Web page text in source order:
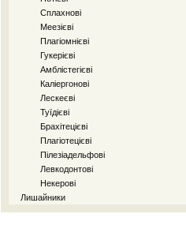
Сплахнові
Меезієві
Плагіомнієві
Гукерієві
Амблістегієві
Каліергонові
Лескеєві
Туїдієві
Брахітецієві
Плагіотецієві
Пілезіадельфові
Левкодонтові
Некерові
Лишайники